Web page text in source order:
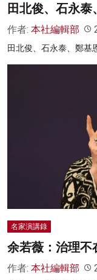
田北俊、石永
作者: 本社編輯部
田北俊、石永泰、鄭基
名家演講錄
余若薇：治理不
作者: 本社編輯部